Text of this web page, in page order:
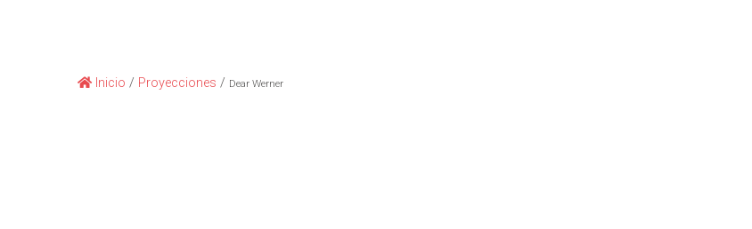
Inicio / Proyecciones / Dear Werner